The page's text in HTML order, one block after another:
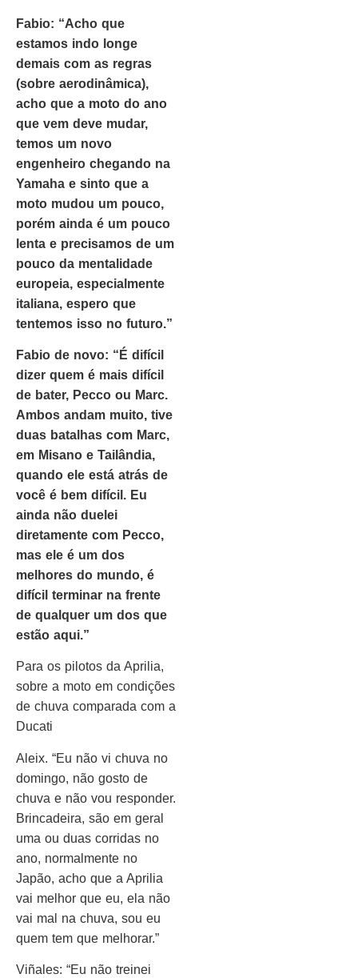
Fabio: “Acho que
estamos indo longe
demais com as regras
(sobre aerodinâmica),
acho que a moto do ano
que vem deve mudar,
temos um novo
engenheiro chegando na
Yamaha e sinto que a
moto mudou um pouco,
porém ainda é um pouco
lenta e precisamos de um
pouco da mentalidade
europeia, especialmente
italiana, espero que
tentemos isso no futuro.”
Fabio de novo: “É difícil
dizer quem é mais difícil
de bater, Pecco ou Marc.
Ambos andam muito, tive
duas batalhas com Marc,
em Misano e Tailândia,
quando ele está atrás de
você é bem difícil. Eu
ainda não duelei
diretamente com Pecco,
mas ele é um dos
melhores do mundo, é
difícil terminar na frente
de qualquer um dos que
estão aqui.”
Para os pilotos da Aprilia,
sobre a moto em condições
de chuva comparada com a
Ducati
Aleix. “Eu não vi chuva no
domingo, não gosto de
chuva e não vou responder.
Brincadeira, são em geral
uma ou duas corridas no
ano, normalmente no
Japão, acho que a Aprilia
vai melhor que eu, ela não
vai mal na chuva, sou eu
quem tem que melhorar.”
Viñales: “Eu não treinei